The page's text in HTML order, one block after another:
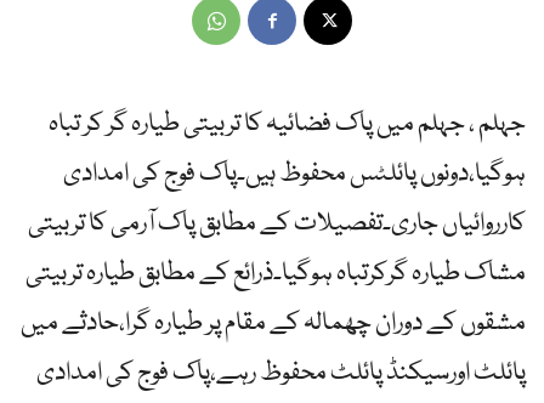
جہلم ، جہلم میں پاک فضائیہ کا تربیتی طیارہ گر کر تباہ
ہوگیا،دونوں پائلٹس محفوظ ہیں۔پاک فوج کی امدادی
کارروائیاں جاری۔تفصیلات کے مطابق پاک آرمی کا تربیتی
مشاک طیارہ گرکرتباہ ہوگیا۔ذرائع کے مطابق طیارہ تربیتی
مشقوں کے دوران چھمالہ کے مقام پر طیارہ گرا،حادثے میں
پائلٹ اورسیکنڈ پائلٹ محفوظ رہے،پاک فوج کی امدادی